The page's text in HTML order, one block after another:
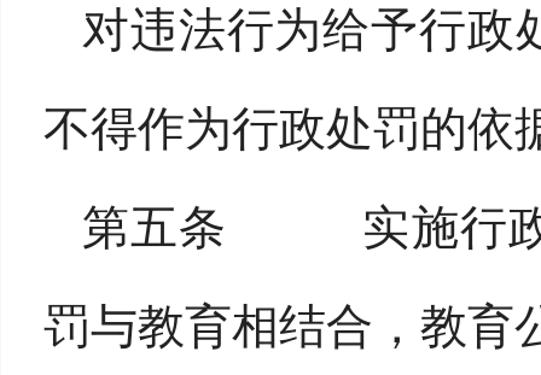
对违法行为给予行政
不得作为行政处罚的依
第五条 实施行政
罚与教育相结合，教育